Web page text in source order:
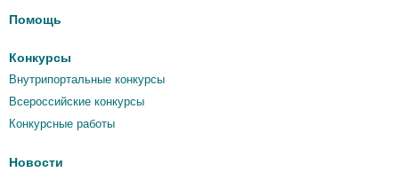
Помощь
Конкурсы
Внутрипортальные конкурсы
Всероссийские конкурсы
Конкурсные работы
Новости